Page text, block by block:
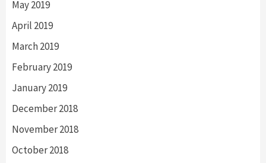
May 2019
April 2019
March 2019
February 2019
January 2019
December 2018
November 2018
October 2018